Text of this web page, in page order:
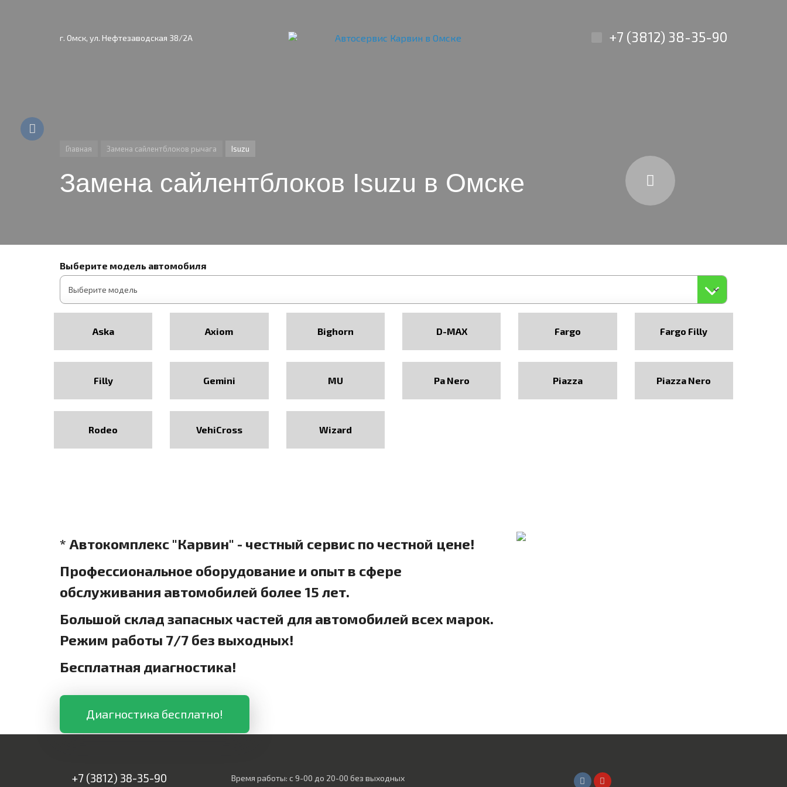
г. Омск, ул. Нефтезаводская 38/2А +7 (3812) 38-35-90
Главная Замена сайлентблоков рычага Isuzu
Замена сайлентблоков Isuzu в Омске
Выберите модель автомобиля
Aska Axiom Bighorn D-MAX Fargo Fargo Filly
Filly Gemini MU Pa Nero Piazza Piazza Nero
Rodeo VehiCross Wizard
* Автокомплекс "Карвин" - честный сервис по честной цене!
Профессиональное оборудование и опыт в сфере
обслуживания автомобилей более 15 лет.
Большой склад запасных частей для автомобилей всех марок.
Режим работы 7/7 без выходных!
Бесплатная диагностика!
Диагностика бесплатно!
+7 (3812) 38-35-90 Время работы: с 9-00 до 20-00 без выходных